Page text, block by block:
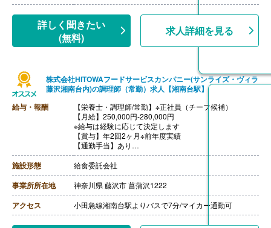
詳しく聞きたい
(無料)
求人詳細を見る
株式会社HITOWAフードサービスカンパニー(サンライズ・ヴィラ
藤沢湘南台内)の調理師（常勤）求人【湘南台駅】
給与・報酬
【栄養士・調理師/常勤】※正社員（チーフ候補）
【月給】250,000円-280,000円
※給与は経験に応じて決定します
【賞与】年2回2ヶ月※前年度実績
【通勤手当】あり
※公共交通機関:上限30,000円/月
※マイカー通勤:片道2km以上（ガソリン代は規定内支
給）
【昇給】あり（年1回）
【退職金】あり（会社規定による）
++++++++++++++++++++
【調理師/常勤】※正社員
施設形態 給食委託会社
事業所所在地 神奈川県 藤沢市 菖蒲沢1222
アクセス 小田急線湘南台駅よりバスで7分/マイカー通勤可